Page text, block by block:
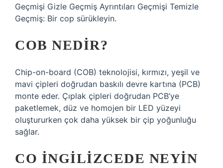
Geçmişi Gizle Geçmiş Ayrıntıları Geçmişi Temizle
Geçmiş: Bir cop sürükleyin.
COB NEDIR?
Chip-on-board (COB) teknolojisi, kırmızı, yeşil ve
mavi çipleri doğrudan baskılı devre kartına (PCB)
monte eder. Çıplak çipleri doğrudan PCB’ye
paketlemek, düz ve homojen bir LED yüzeyi
oluştururken çok daha yüksek bir çip yoğunluğu
sağlar.
CO INGILIZCEDE NEYIN